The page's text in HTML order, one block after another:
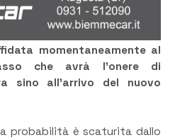
momentaneamente al
che avrà l’onere di
sino all’arrivo del nuovo
probabilità è scaturita dallo